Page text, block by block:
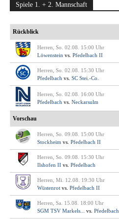
Spiele 1. + 2. Mannschaft
Rückblick
Herren, So. 02.08. 15:00 Uhr
Löwenstein vs. Pfedelbach II
Herren, So. 02.08. 15:30 Uhr
Pfedelbach vs. SC Stei.-Co.
Herren, So. 02.08. 16:00 Uhr
Pfedelbach vs. Neckarsulm
Vorschau
Herren, So. 09.08. 15:00 Uhr
Stockheim vs. Pfedelbach II
Herren, So. 09.08. 15:30 Uhr
Ilshofen II vs. Pfedelbach
Herren, Mi. 12.08. 19:30 Uhr
Wüstenrot vs. Pfedelbach II
Herren, Sa. 15.08. 18:00 Uhr
SGM TSV Markels...
vs. Pfedelbach